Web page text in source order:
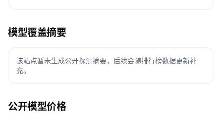
模型覆盖摘要
该站点暂未生成公开探测摘要，后续会随排行榜数据更新补
充。
公开模型价格